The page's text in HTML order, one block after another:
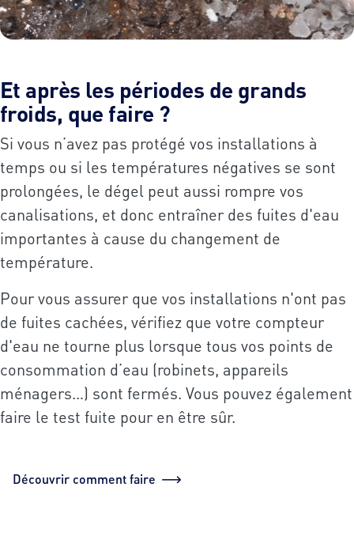
Et après les périodes de grands
froids, que faire ?
Si vous n’avez pas protégé vos installations à
temps ou si les températures négatives se sont
prolongées, le dégel peut aussi rompre vos
canalisations, et donc entraîner des fuites d'eau
importantes à cause du changement de
température.
Pour vous assurer que vos installations n'ont pas
de fuites cachées, vérifiez que votre compteur
d'eau ne tourne plus lorsque tous vos points de
consommation d’eau (robinets, appareils
ménagers…) sont fermés. Vous pouvez également
faire le test fuite pour en être sûr.
Découvrir comment faire